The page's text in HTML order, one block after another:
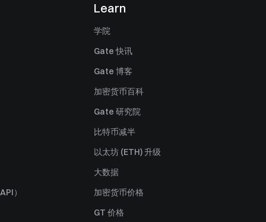
）
Learn
学院
Gate 快讯
Gate 博客
加密货币百科
Gate 研究院
比特币减半
以太坊 (ETH) 升级
大数据
加密货币价格
GT 价格